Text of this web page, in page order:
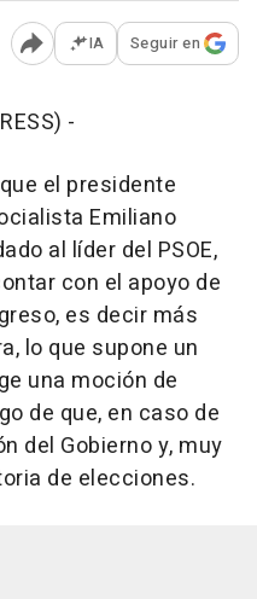
Abrir opciones para
IA Seguir en
-
el presidente
Emiliano
al líder del PSOE,
con el apoyo de
es decir más
lo que supone un
una moción de
de que, en caso de
del Gobierno y, muy
de elecciones.